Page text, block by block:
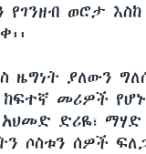
ወሮታ እስከ
ዜግነት ያለውን
መሪዎች
ድሪዬ፣ ማሃድ
ሶስቱን ሰዎች